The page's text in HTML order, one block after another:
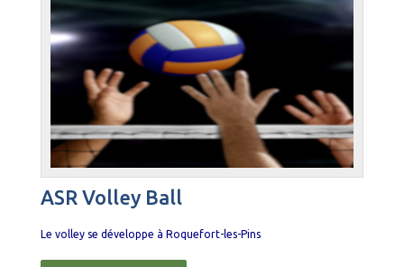
ASR Volley Ball
Le volley se développe à Roquefort-les-Pins